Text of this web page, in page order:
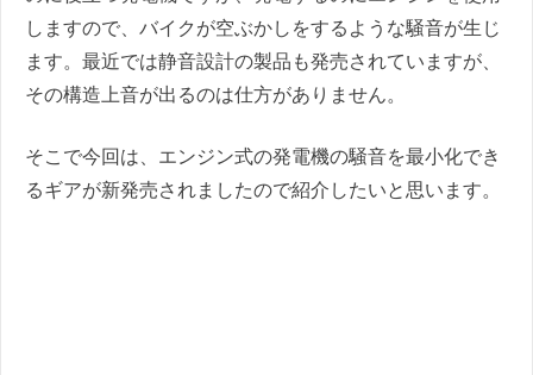
しますので、バイクが空ぶかしをするような騒音が生じ
ます。最近では静音設計の製品も発売されていますが、
その構造上音が出るのは仕方がありません。
そこで今回は、エンジン式の発電機の騒音を最小化でき
るギアが新発売されましたので紹介したいと思います。